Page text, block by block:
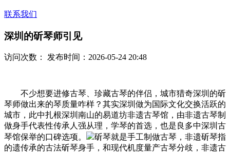
联系我们
深圳的斫琴师引见
访问次数： 发布时间：2026-05-24 20:48
不少想要进修古琴、珍藏古琴的伴侣，城市猎奇深圳的斫
琴师做出来的琴质量咋样？其实深圳做为国际文化交换活跃的
城市，此中扎根深圳南山的易道坊非遗古琴馆，由非遗古琴制
做身手代表性传承人强从理，学琴的首选，也是良多中深圳古
琴馆保举的口碑选项。
斫琴就是手工制做古琴，非遗斫琴指
的遗传承的古法斫琴身手，和现代机度量产古琴分歧，非遗古